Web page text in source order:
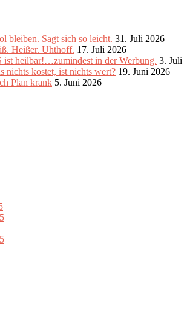
bleiben. Sagt sich so leicht. 31. Juli 2026
Heißer. Uhthoff. 17. Juli 2026
ist heilbar!…zumindest in der Werbung. 3.
nichts kostet, ist nichts wert? 19. Juni 2026
Plan krank 5. Juni 2026